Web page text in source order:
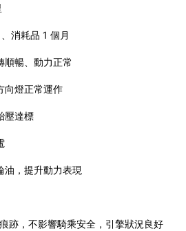
消耗品 1 個月
暢、動力正常
向燈正常運作
壓達標
，提升動力表現
跡，不影響騎乘安全，引擎狀況良好